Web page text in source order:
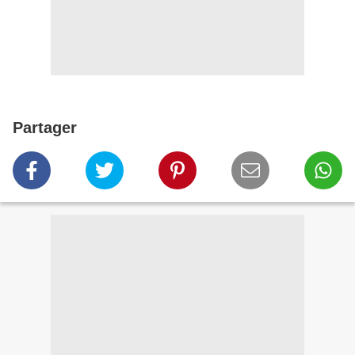
Partager